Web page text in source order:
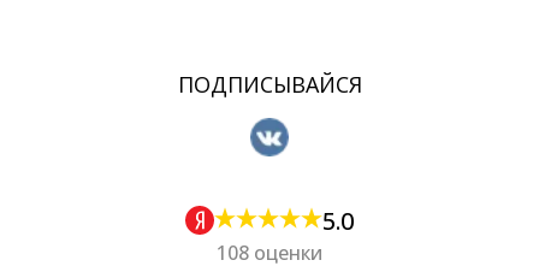
ПОДПИСЫВАЙСЯ
5.0
108 оценки